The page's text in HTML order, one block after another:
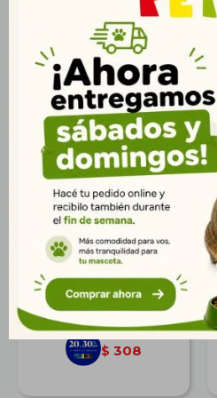
Kitty Sand 3,8 lt.
$ 380
$ 275
$ 308